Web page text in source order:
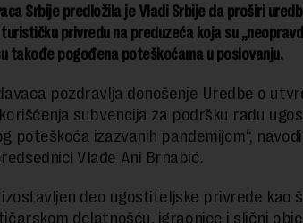
Srbije predložila je Vladi Srbije da proširi
privredu na preduzeća koja su
takođe pogođena poteškoćama u poslovanju.
pozdravlja donošenje Uredbe o
subvencija za podršku radu
poteškoća izazvanih pandemijom“,
Vlade Ani Brnabić.
izostavljen deo ugostiteljske privrede kao
delatnošću, igraonice i slični